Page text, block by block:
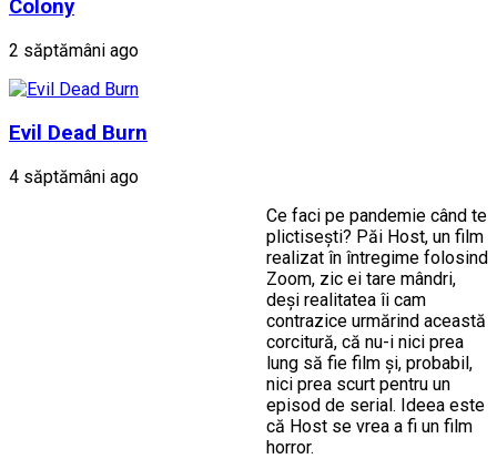
Colony
2 săptămâni ago
Evil Dead Burn
4 săptămâni ago
Ce faci pe pandemie când te
plictisești? Păi Host, un film
realizat în întregime folosind
Zoom, zic ei tare mândri,
deși realitatea îi cam
contrazice urmărind această
corcitură, că nu-i nici prea
lung să fie film și, probabil,
nici prea scurt pentru un
episod de serial. Ideea este
că Host se vrea a fi un film
horror.